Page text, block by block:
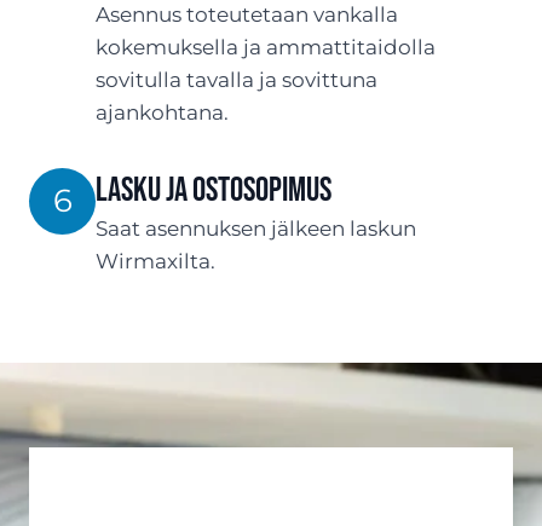
Asennus toteutetaan vankalla
kokemuksella ja ammattitaidolla
sovitulla tavalla ja sovittuna
ajankohtana.
6 Lasku ja ostosopimus
Saat asennuksen jälkeen laskun
Wirmaxilta.